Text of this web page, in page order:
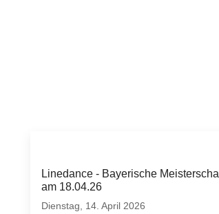
Linedance - Bayerische
am 18.04.26
Dienstag, 14. April 2026